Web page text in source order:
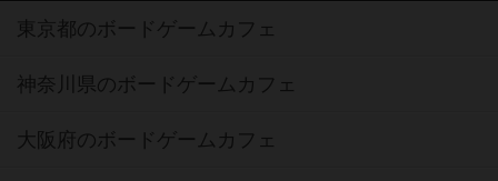
東京都のボードゲームカフェ
神奈川県のボードゲームカフェ
大阪府のボードゲームカフェ